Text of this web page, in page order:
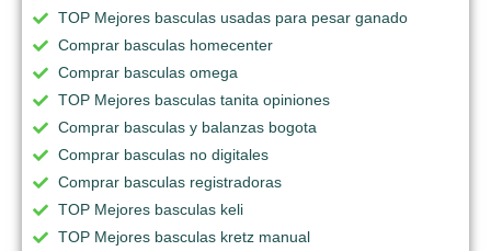
TOP Mejores basculas usadas para pesar ganado
Comprar basculas homecenter
Comprar basculas omega
TOP Mejores basculas tanita opiniones
Comprar basculas y balanzas bogota
Comprar basculas no digitales
Comprar basculas registradoras
TOP Mejores basculas keli
TOP Mejores basculas kretz manual